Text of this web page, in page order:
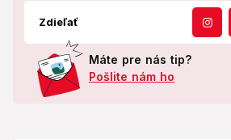
Zdieľať
Máte pre nás tip?
Pošlite nám ho